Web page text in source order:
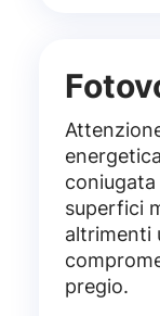
coniugata
superfici
altrimenti
pregio.